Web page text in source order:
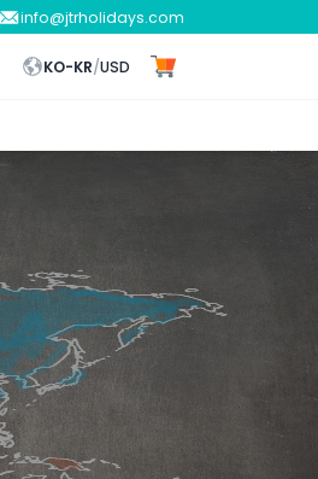
info@jtrholidays.com
KO-KR/USD